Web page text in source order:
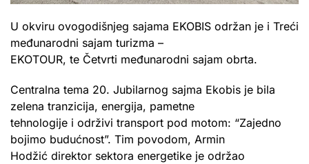
U okviru ovogodišnjeg sajama EKOBIS održan je i Treći
međunarodni sajam turizma –
EKOTOUR, te Četvrti međunarodni sajam obrta.
Centralna tema 20. Jubilarnog sajma Ekobis je bila
zelena tranzicija, energija, pametne
tehnologije i održivi transport pod motom: “Zajedno
bojimo budućnost”. Tim povodom, Armin
Hodžić direktor sektora energetike je održao